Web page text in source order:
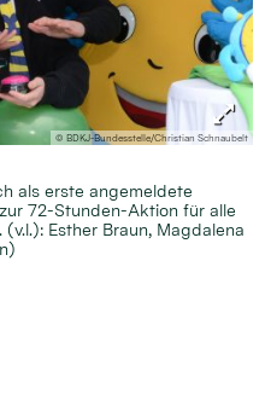
© BDKJ-Bundesstelle/Christian Schnaubelt
als erste angemeldete
72-Stunden-Aktion für alle
Esther Braun, Magdalena